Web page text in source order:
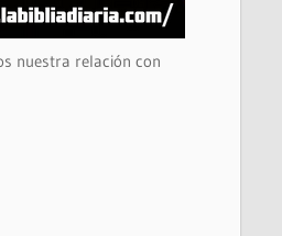
nuestra relación con